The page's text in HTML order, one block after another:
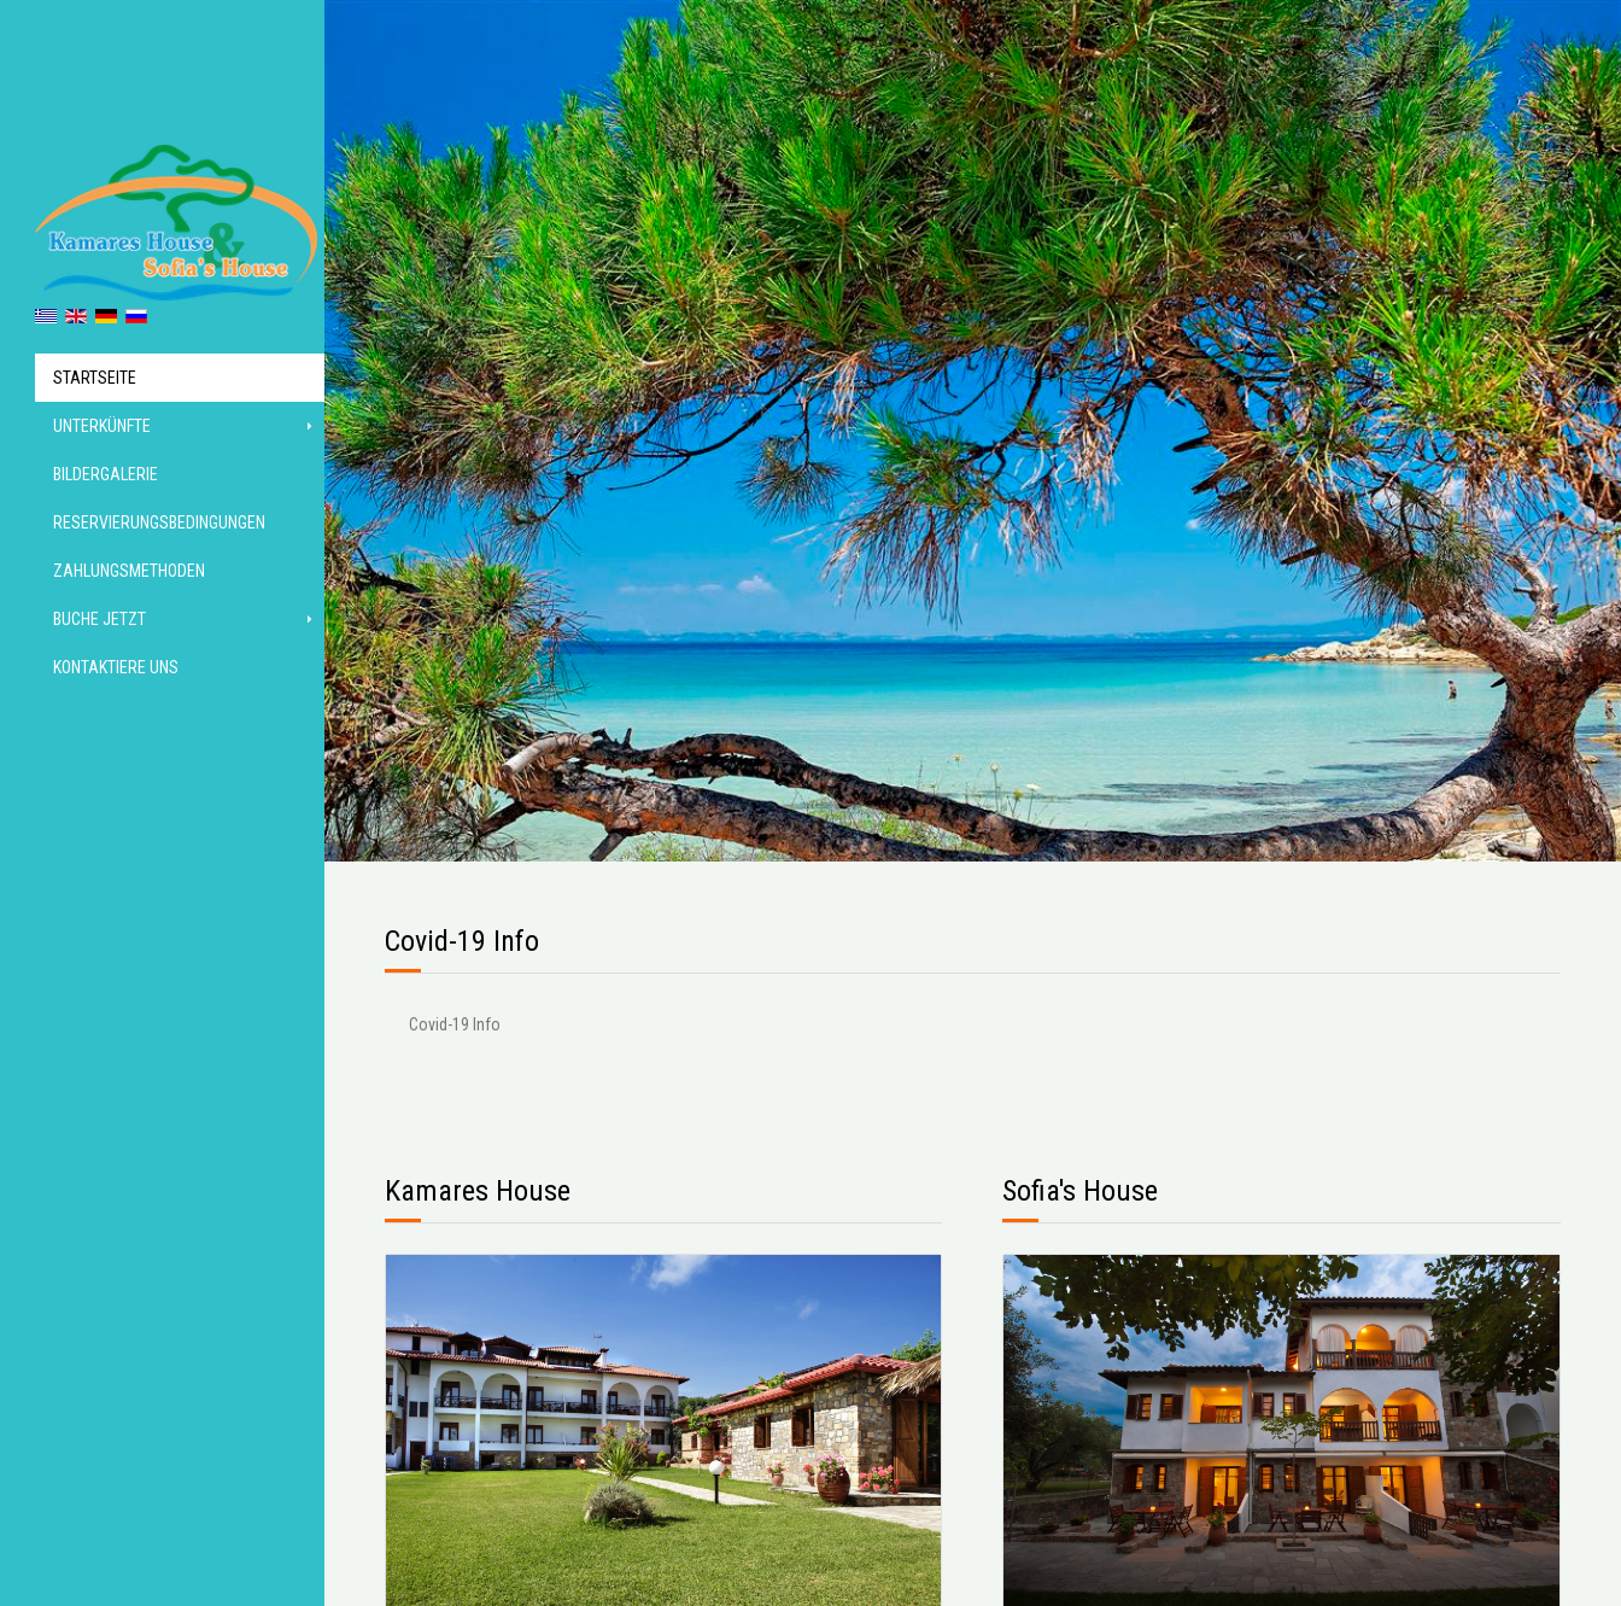
STARTSEITE
UNTERKÜNFTE
BILDERGALERIE
RESERVIERUNGSBEDINGUNGEN
ZAHLUNGSMETHODEN
BUCHE JETZT
KONTAKTIERE UNS
Covid-19 Info
Covid-19 Info
Kamares House Sofia's House